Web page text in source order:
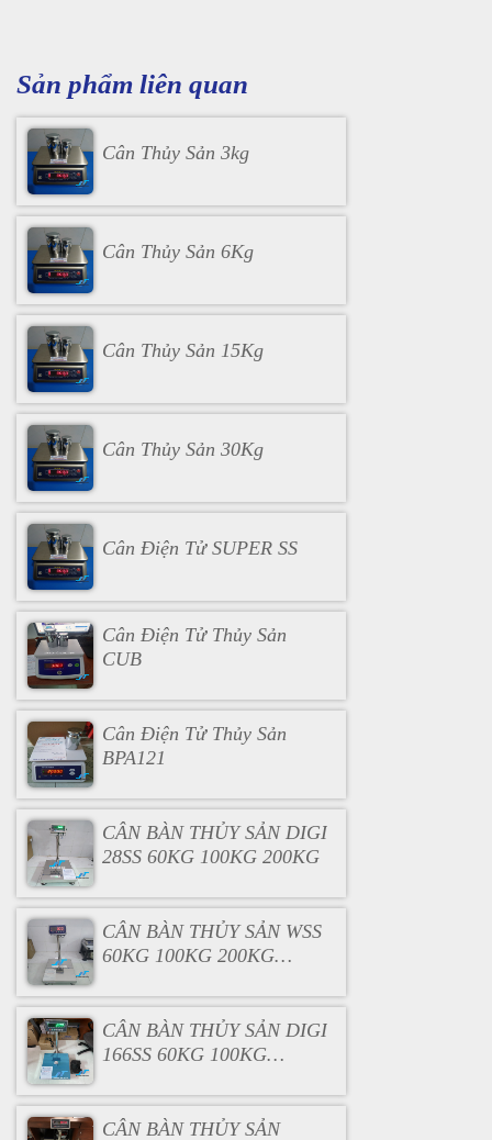
Sản phẩm liên quan
Cân Thủy Sản 3kg
Cân Thủy Sản 6Kg
Cân Thủy Sản 15Kg
Cân Thủy Sản 30Kg
Cân Điện Tử SUPER SS
Cân Điện Tử Thủy Sản
CUB
Cân Điện Tử Thủy Sản
BPA121
CÂN BÀN THỦY SẢN DIGI
28SS 60KG 100KG 200KG
CÂN BÀN THỦY SẢN WSS
60KG 100KG 200KG
CÂN BÀN THỦY SẢN DIGI
166SS 60KG 100KG
CÂN BÀN THỦY SẢN